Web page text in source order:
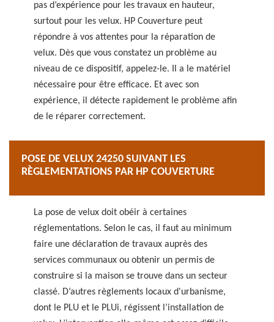
pas d’expérience pour les travaux en hauteur,
surtout pour les velux. HP Couverture peut
répondre à vos attentes pour la réparation de
velux. Dès que vous constatez un problème au
niveau de ce dispositif, appelez-le. Il a le matériel
nécessaire pour être efficace. Et avec son
expérience, il détecte rapidement le problème afin
de le réparer correctement.
POSE DE VELUX 24250 SUIVANT LES
RÈGLEMENTATIONS PAR HP COUVERTURE
La pose de velux doit obéir à certaines
réglementations. Selon le cas, il faut au minimum
faire une déclaration de travaux auprès des
services communaux ou obtenir un permis de
construire si la maison se trouve dans un secteur
classé. D’autres règlements locaux d'urbanisme,
dont le PLU et le PLUi, régissent l’installation de